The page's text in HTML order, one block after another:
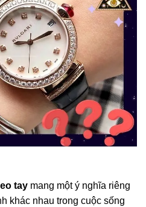
tay mang một ý nghĩa riêng
khác nhau trong cuộc sống